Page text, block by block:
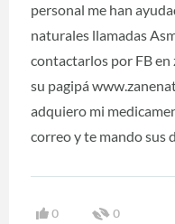
personal me han
naturales llamadas
contactarlos por FB en
su pagipá
adquiero mi
correo y te mando sus
0 0